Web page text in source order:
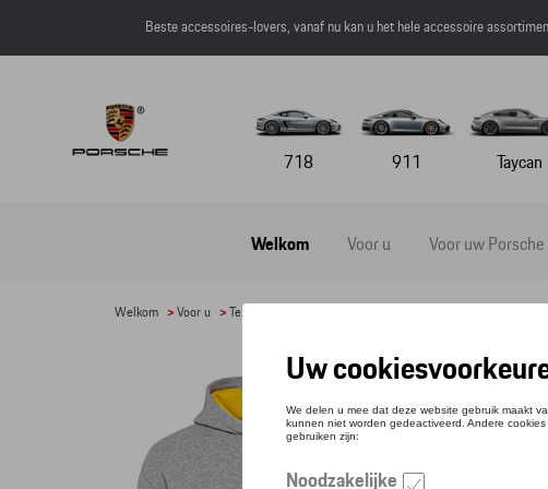
Beste accessoires-lovers, vanaf nu kan u het hele accessoire
718 911 Taycan
Welkom Voor u Voor uw Porsche
Welkom >Voor u >Textiel
HOODIE
Referentie: